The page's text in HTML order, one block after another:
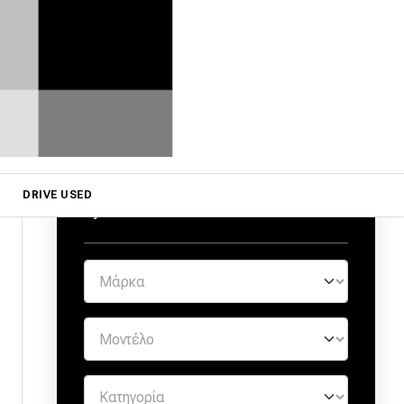
DRIVE USED
ΕΜΠΙΣΤΟΥΣ ΕΜΠΟΡΟΥΣ